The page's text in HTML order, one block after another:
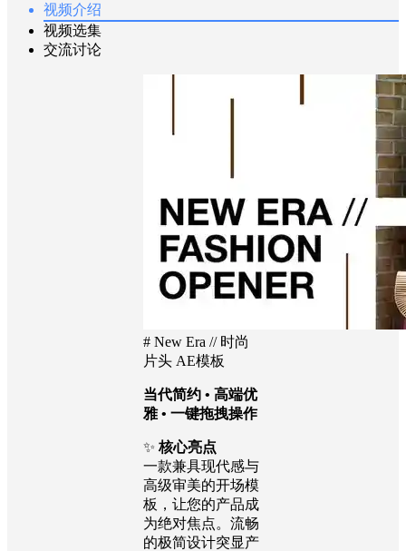
视频介绍
视频选集
交流讨论
# New Era // 时尚
片头 AE模板
当代简约 • 高端优
雅 • 一键拖拽操作
✨ 核心亮点
一款兼具现代感与
高级审美的开场模
板，让您的产品成
为绝对焦点。流畅
的极简设计突显产